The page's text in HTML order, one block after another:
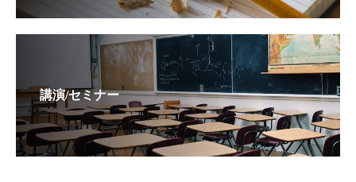
講演/セミナー